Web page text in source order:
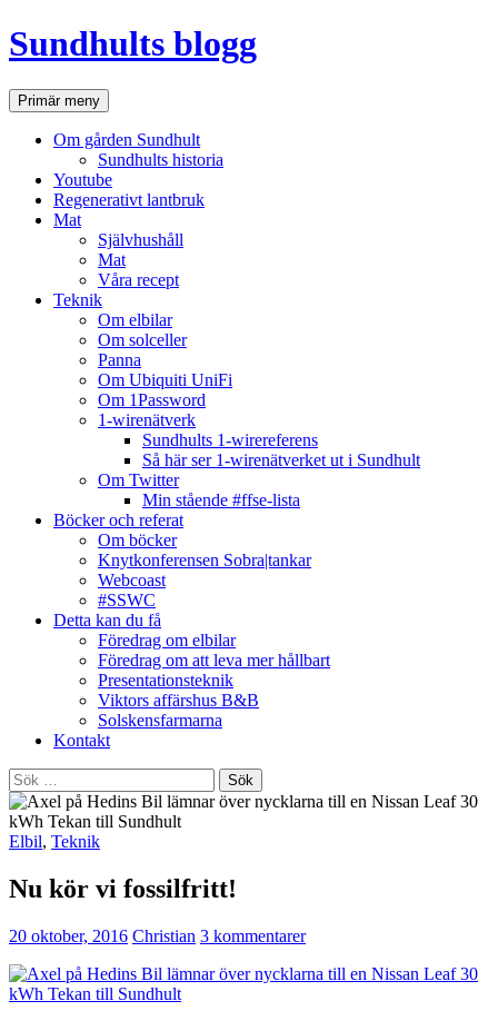
Hoppa
till
Sundhults blogg
SökPrimär meny
Om gården Sundhult
Sundhults historia
Youtube
Regenerativt lantbruk
Mat
Självhushåll
Mat
Våra recept
Teknik
Om elbilar
Om solceller
Panna
Om Ubiquiti UniFi
Om 1Password
1-wirenätverk
Sundhults 1-wirereferens
Så här ser 1-wirenätverket ut i Sundhult
Om Twitter
Min stående #ffse-lista
Böcker och referat
Om böcker
Knytkonferensen Sobra|tankar
Webcoast
#SSWC
Detta kan du få
Föredrag om elbilar
Föredrag om att leva mer hållbart
Presentationsteknik
Viktors affärshus B&B
Solskensfarmarna
Kontakt
Sök
efter:
Elbil, Teknik
Nu kör vi fossilfritt!
20 oktober, 2016 Christian 3 kommentarer